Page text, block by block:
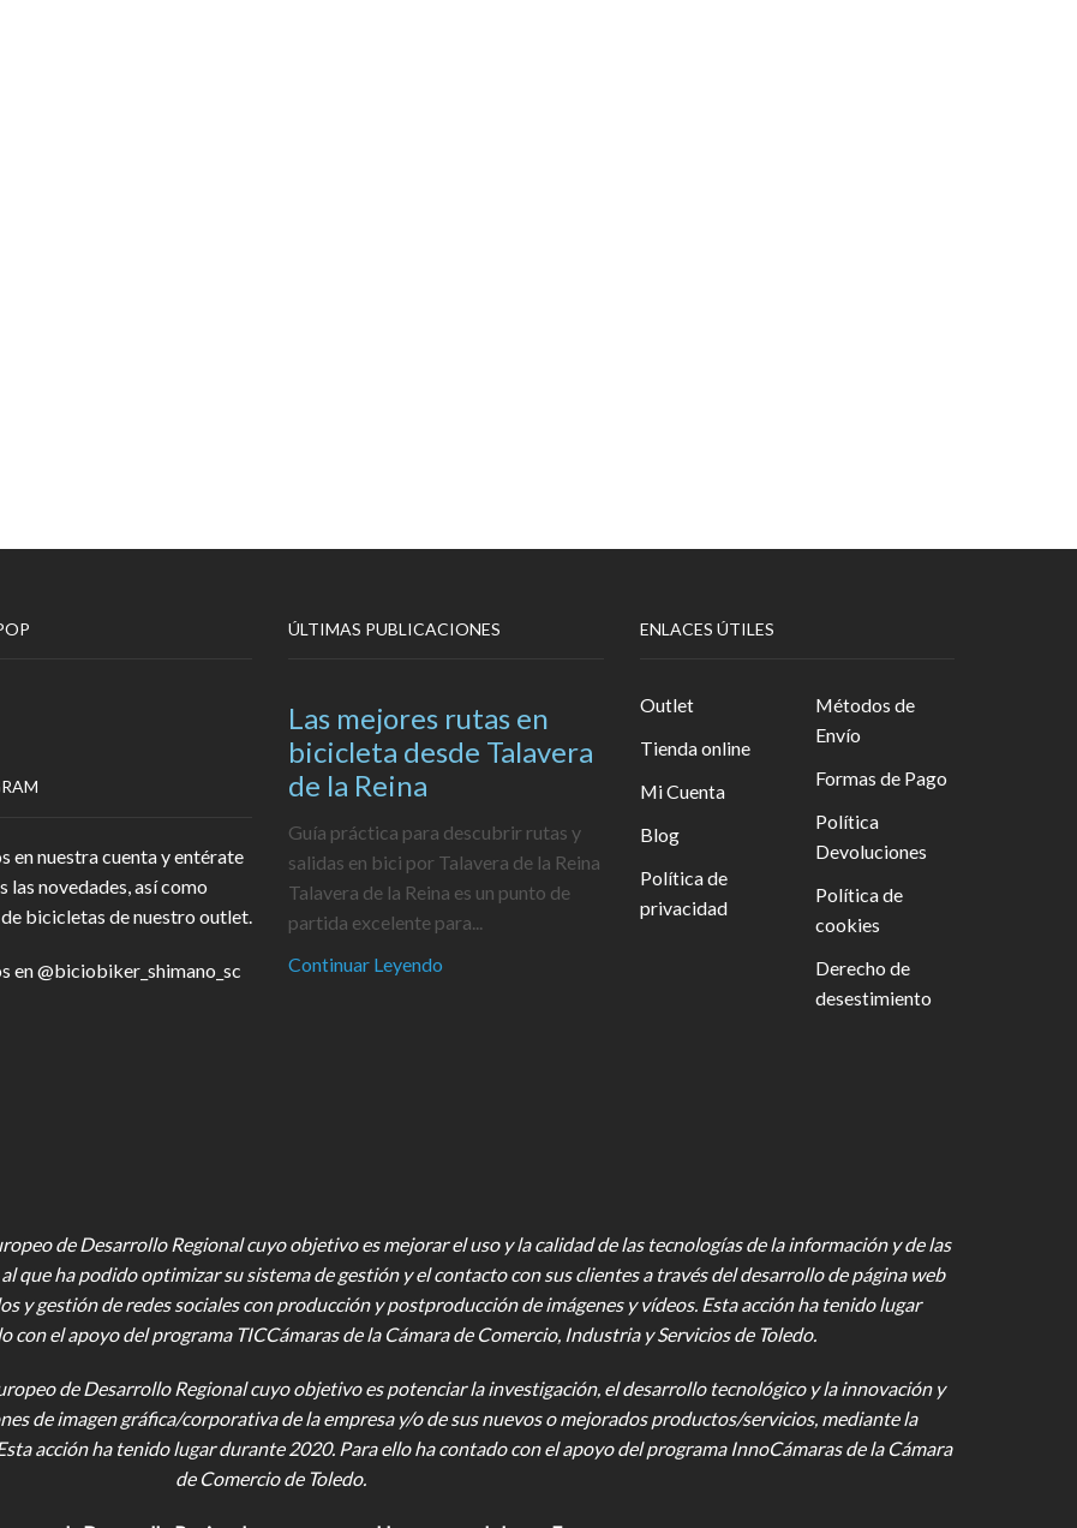
en nuestra cuenta y entérate
las novedades, así como
bicicletas de nuestro outlet.
en@biciobiker_shimano_sc
ÚLTIMAS PUBLICACIONES
Las mejores rutas en
bicicleta desde Talavera
de la Reina
Guía práctica para descubrir rutas y
salidas en bici por Talavera de la Reina
Talavera de la Reina es un punto de
partida excelente para...
Continuar Leyendo
ENLACES ÚTILES
Outlet
Tienda online
Mi Cuenta
Blog
Política de
privacidad
Métodos de
Envío
Formas de Pago
Política
Devoluciones
Política de
cookies
Derecho de
desestimiento
de Desarrollo Regional cuyo objetivo es mejorar el uso y la calidad de las tecnologías de la información y de las
que ha podido optimizar su sistema de gestión y el contacto con sus clientes a través del desarrollo de página web
y gestión de redes sociales con producción y postproducción de imágenes y vídeos. Esta acción ha tenido lugar
con el apoyo del programa TICCámaras de la Cámara de Comercio, Industria y Servicios de Toledo.
de Desarrollo Regional cuyo objetivo es potenciar la investigación, el desarrollo tecnológico y la innovación y
de imagen gráfica/corporativa de la empresa y/o de sus nuevos o mejorados productos/servicios, mediante la
acción ha tenido lugar durante 2020. Para ello ha contado con el apoyo del programa InnoCámaras de la Cámara
de Comercio de Toledo.